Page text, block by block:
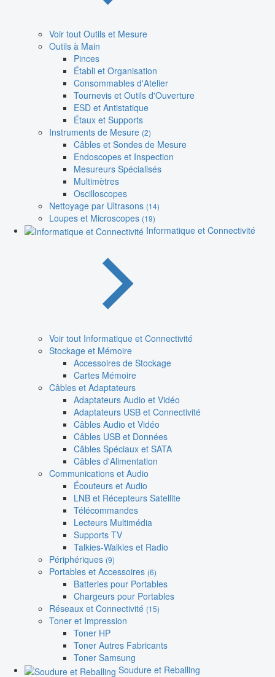
Voir tout Outils et Mesure
Outils à Main
Pinces
Établi et Organisation
Consommables d'Atelier
Tournevis et Outils d'Ouverture
ESD et Antistatique
Étaux et Supports
Instruments de Mesure (2)
Câbles et Sondes de Mesure
Endoscopes et Inspection
Mesureurs Spécialisés
Multimètres
Oscilloscopes
Nettoyage par Ultrasons (14)
Loupes et Microscopes (19)
Informatique et Connectivité
Voir tout Informatique et Connectivité
Stockage et Mémoire
Accessoires de Stockage
Cartes Mémoire
Câbles et Adaptateurs
Adaptateurs Audio et Vidéo
Adaptateurs USB et Connectivité
Câbles Audio et Vidéo
Câbles USB et Données
Câbles Spéciaux et SATA
Câbles d'Alimentation
Communications et Audio
Écouteurs et Audio
LNB et Récepteurs Satellite
Télécommandes
Lecteurs Multimédia
Supports TV
Talkies-Walkies et Radio
Périphériques (9)
Portables et Accessoires (6)
Batteries pour Portables
Chargeurs pour Portables
Réseaux et Connectivité (15)
Toner et Impression
Toner HP
Toner Autres Fabricants
Toner Samsung
Soudure et Reballing